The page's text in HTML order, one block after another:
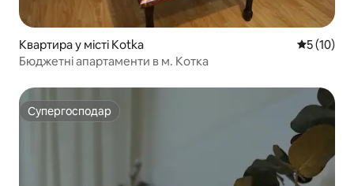
Квартира у місті Kotka Середня
5 (10)
Бюджетні апартаменти в м. Котка
Супергосподар
Супергосподар